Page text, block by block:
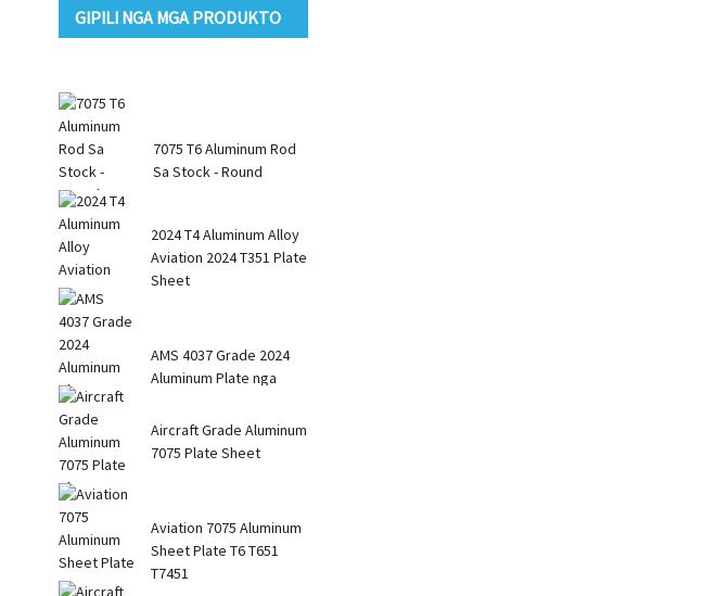
GIPILI NGA MGA PRODUKTO
7075 T6 Aluminum Rod
Sa Stock - Round
2024 T4 Aluminum Alloy
Aviation 2024 T351 Plate
Sheet
AMS 4037 Grade 2024
Aluminum Plate nga
Aircraft Grade Aluminum
7075 Plate Sheet
Aviation 7075 Aluminum
Sheet Plate T6 T651
T7451